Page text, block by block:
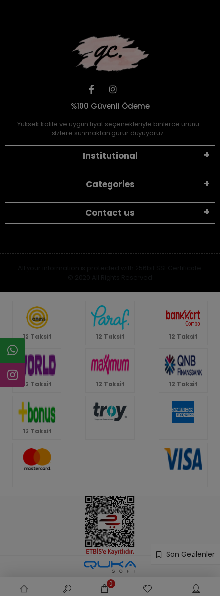
Son Gezilenler
%100 Güvenli Ödeme
Yüksek kalite ve uygun fiyat seçenekleriyle binlerce ürünü
sizlere sunmaktan gurur duyuyoruz.
Institutional
Categories
Contact us
12 Taksit 12 Taksit 12 Taksit
12 Taksit 12 Taksit 12 Taksit
12 Taksit
0